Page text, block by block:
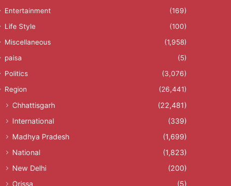
Entertainment
(169)
Life Style
(100)
Miscellaneous
(1,958)
paisa
(5)
Politics
(3,076)
Region
(26,441)
Chhattisgarh
(22,481)
International
(339)
Madhya Pradesh
(1,699)
National
(1,823)
New Delhi
(200)
Orissa
(5)